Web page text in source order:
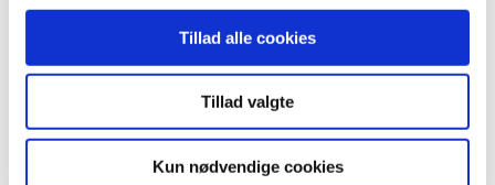
Tillad alle cookies
Tillad valgte
Kun nødvendige cookies
december (19)
november (30)